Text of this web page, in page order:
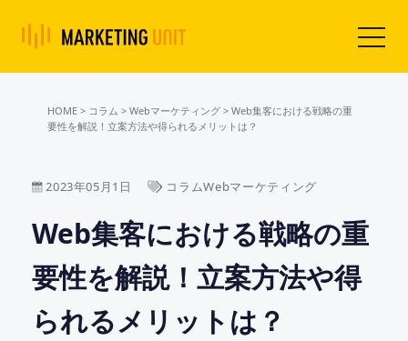
HOME > コラム >Webマーケティング >Web集客における戦略の重
要性を解説！立案方法や得られるメリットは？
2023年05月1日 コラムWebマーケティング
Web集客における戦略の重
要性を解説！立案方法や得
られるメリットは？